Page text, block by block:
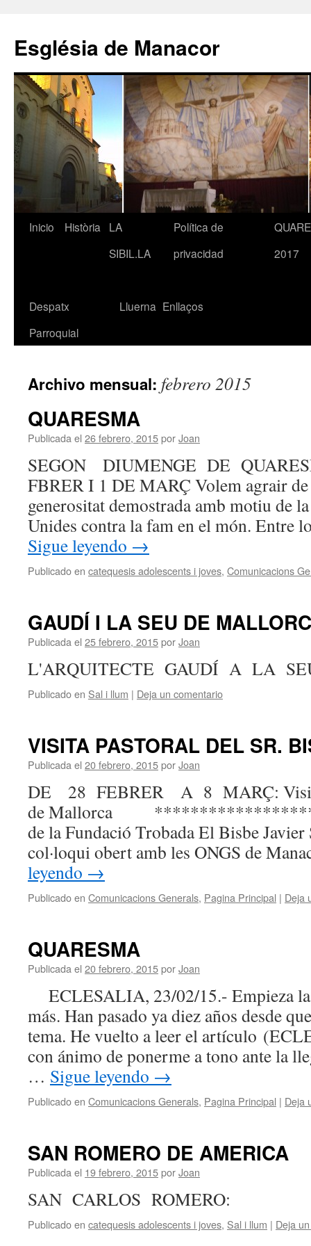
contenido
Església de Manacor
Inicio Història
LA
SIBIL.LA
Política de
privacidad
2017
Despatx
Parroquial
Lluerna Enllaços
Archivo mensual: febrero 2015
QUARESMA
Publicada el 26 febrero, 2015porJoan
SEGON DIUMENGE DE
FBRER I 1 DE MARÇ Volem agrair
generositat demostrada amb motiu de
Unides contra la fam en el món. Entre
Sigue leyendo →
Publicado en catequesis adolescents i joves, Comunicacions
GAUDÍ I LA SEU DE
Publicada el 25 febrero, 2015porJoan
L'ARQUITECTE GAUDÍ A LA
Publicado en Sal i llum | Deja un comentario
VISITA PASTORAL DEL SR.
Publicada el 20 febrero, 2015porJoan
DE 28 FEBRER A 8 MARÇ: Visita
de Mallorca ******************
de la Fundació Trobada El Bisbe
col·loqui obert amb les ONGS de
leyendo →
Publicado en Comunicacions Generals, Pagina Principal | Deja
QUARESMA
Publicada el 20 febrero, 2015porJoan
ECLESALIA, 23/02/15.- Empieza la
más. Han pasado ya diez años desde
tema. He vuelto a leer el artículo
con ánimo de ponerme a tono ante la
… Sigue leyendo →
Publicado en Comunicacions Generals, Pagina Principal | Deja
SAN ROMERO DE AMERICA
Publicada el 19 febrero, 2015porJoan
SAN CARLOS ROMERO:
Publicado en catequesis adolescents i joves, Sal i llum | Deja